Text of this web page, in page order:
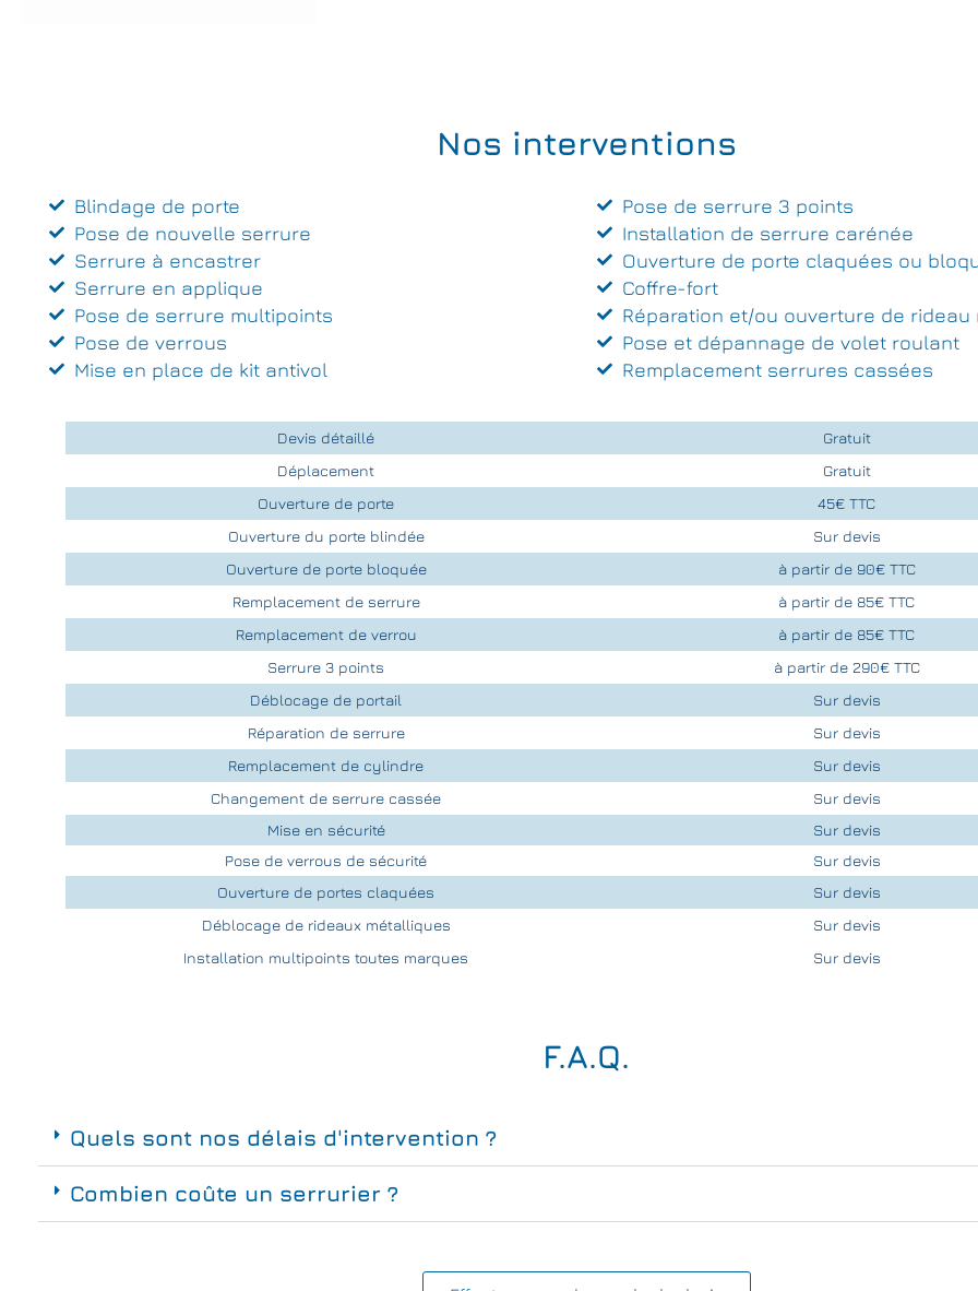
Nos interventions
Blindage de porte
Pose de nouvelle serrure
Serrure à encastrer
Serrure en applique
Pose de serrure multipoints
Pose de verrous
Mise en place de kit antivol
Pose de serrure 3 points
Installation de serrure carénée
Ouverture de porte claquées ou
Coffre-fort
Réparation et/ou ouverture de rideau
Pose et dépannage de volet roulant
Remplacement serrures cassées
Devis détaillé
Gratuit
Déplacement
Gratuit
Ouverture de porte
45€ TTC
Ouverture du porte blindée
Sur devis
Ouverture de porte bloquée
à partir de 90€ TTC
Remplacement de serrure
à partir de 85€ TTC
Remplacement de verrou
à partir de 85€ TTC
Serrure 3 points
à partir de 290€ TTC
Déblocage de portail
Sur devis
Réparation de serrure
Sur devis
Remplacement de cylindre
Sur devis
Changement de serrure cassée
Sur devis
Mise en sécurité
Sur devis
Pose de verrous de sécurité
Sur devis
Ouverture de portes claquées
Sur devis
Déblocage de rideaux métalliques
Sur devis
Installation multipoints toutes marques
Sur devis
F.A.Q.
Quels sont nos délais d'intervention ?
Combien coûte un serrurier ?